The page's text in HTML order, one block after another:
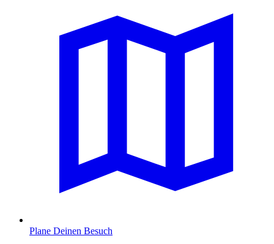
Plane Deinen Besuch